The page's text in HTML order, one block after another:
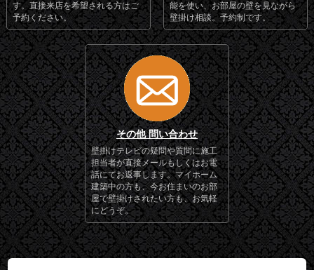
す。直接来店を希望される方はご
予約ください。
能を使い、お部屋の壁を見ながら
壁掛け相談。予約制です。
その他 問い合わせ
壁掛けテレビの疑問や質問に施工
担当者が直接メールもしくはお電
話にてお返事します。マイホーム
建築中の方も、今お住まいのお部
屋で壁掛けされたい方も、お気軽
にどうぞ。